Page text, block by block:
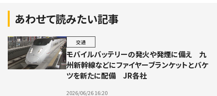
あわせて読みたい記事
交通
モバイルバッテリーの発火や発煙に備え 九
州新幹線などにファイヤーブランケットとバケ
ツを新たに配備 JR各社
2026/06/26 16:20